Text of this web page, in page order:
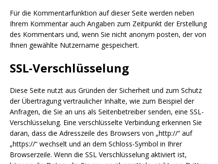
Für die Kommentarfunktion auf dieser Seite werden neben
Ihrem Kommentar auch Angaben zum Zeitpunkt der Erstellung
des Kommentars und, wenn Sie nicht anonym posten, der von
Ihnen gewählte Nutzername gespeichert.
SSL-Verschlüsselung
Diese Seite nutzt aus Gründen der Sicherheit und zum Schutz
der Übertragung vertraulicher Inhalte, wie zum Beispiel der
Anfragen, die Sie an uns als Seitenbetreiber senden, eine SSL-
Verschlüsselung. Eine verschlüsselte Verbindung erkennen Sie
daran, dass die Adresszeile des Browsers von „http://“ auf
„https://“ wechselt und an dem Schloss-Symbol in Ihrer
Browserzeile. Wenn die SSL Verschlüsselung aktiviert ist,